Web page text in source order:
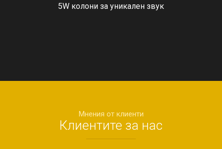
5W колони за уникален звук
Мнения от клиенти
Клиентите за нас